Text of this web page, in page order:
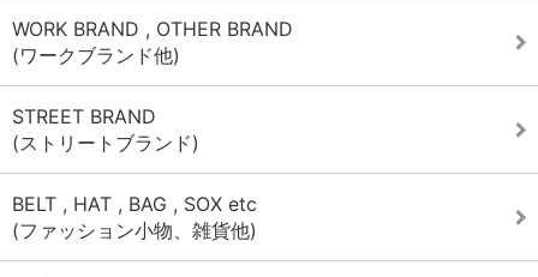
2025/12/15
海外オフィシャル バンドパーカー、スウェット各種入荷!
2025/11/23
SEEK&DESTROY(シーク アンド デストロイ) 25th
ANNIVERSARY パーカー入荷! » MORE
2025/11/20
SEEK&DESTROY(シーク アンド デストロイ) ジャケット、パ
ーカー、クルーネック入荷! » MORE
WORK BRAND , OTHER BRAND
(ワークブランド他)
STREET BRAND
(ストリートブランド)
BELT , HAT , BAG , SOX etc
(ファッション小物、雑貨他)